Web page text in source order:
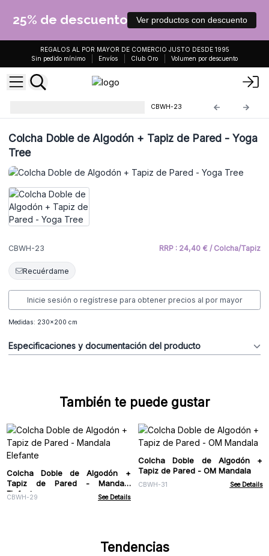
25% de descuento Ver productos con descuento
REGALOS AL POR MAYOR DE COMERCIO JUSTO DESDE 1995
Sin pedido mínimo
Envíos Club Oro Volumen por descuento
CBWH-23
Colcha Doble de Algodón + Tapiz de Pared - Yoga
Tree
CBWH-23 RRP : 24,40 € / Colcha/Tapiz
Recuérdame
Inicie sesión o regístrese para obtener precios al por mayor
Medidas: 230x200 cm
Especificaciones y documentación del producto
También te puede gustar
Colcha Doble de Algodón +
Tapiz de Pared - Mandala
Elefante
CBWH-29 See Details
Colcha Doble de Algodón +
Tapiz de Pared - OM Mandala
CBWH-31 See Details
Tendencias